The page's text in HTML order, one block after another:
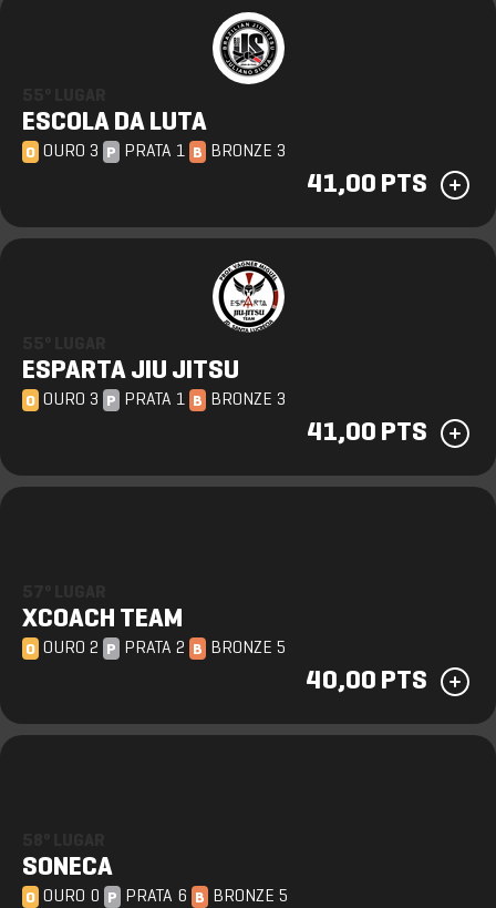
ESCOLA DA LUTA
O OURO 3 P PRATA 1 B BRONZE 3
41,00 PTS
ESPARTA JIU JITSU
O OURO 3 P PRATA 1 B BRONZE 3
41,00 PTS
XCOACH TEAM
O OURO 2 P PRATA 2 B BRONZE 5
40,00 PTS
SONECA
O OURO 0 P PRATA 6 B BRONZE 5